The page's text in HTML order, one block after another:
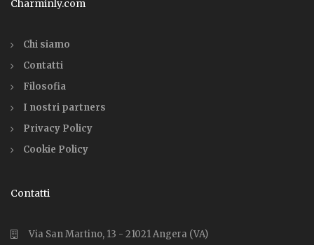
Charminly.com
Chi siamo
Contatti
Filosofia
I nostri partners
Privacy Policy
Cookie Policy
Contatti
Via San Martino, 13 - 21021 Angera (VA)